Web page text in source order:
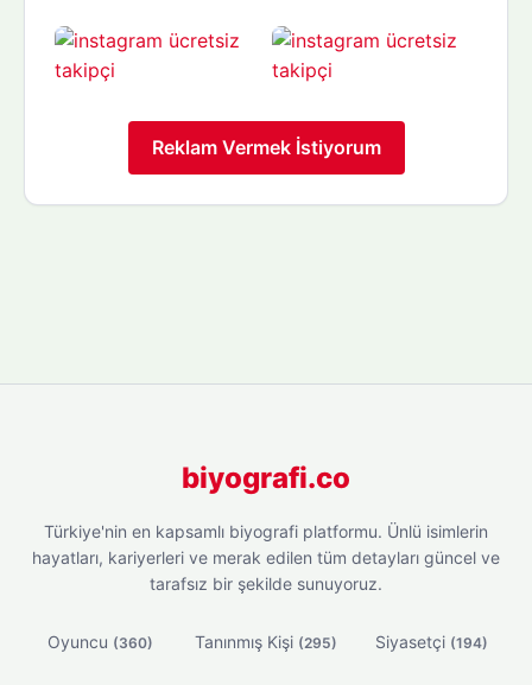
Reklam Vermek İstiyorum
biyografi.co
Türkiye'nin en kapsamlı biyografi platformu. Ünlü isimlerin
hayatları, kariyerleri ve merak edilen tüm detayları güncel ve
tarafsız bir şekilde sunuyoruz.
Oyuncu (360) Tanınmış Kişi (295) Siyasetçi (194)